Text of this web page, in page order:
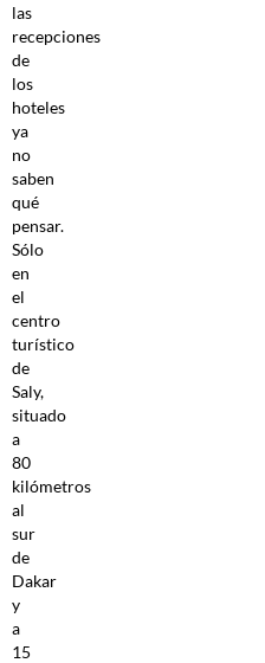
las
recepciones
de
los
hoteles
ya
no
saben
qué
pensar.
Sólo
en
el
centro
turístico
de
Saly,
situado
a
80
kilómetros
al
sur
de
Dakar
y
a
15